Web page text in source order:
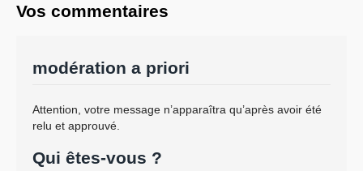
Vos commentaires
modération a priori
Attention, votre message n’apparaîtra qu’après avoir été
relu et approuvé.
Qui êtes-vous ?